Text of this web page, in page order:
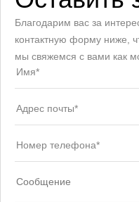
Благодарим вас за
контактную форму ниже,
мы свяжемся с вами как